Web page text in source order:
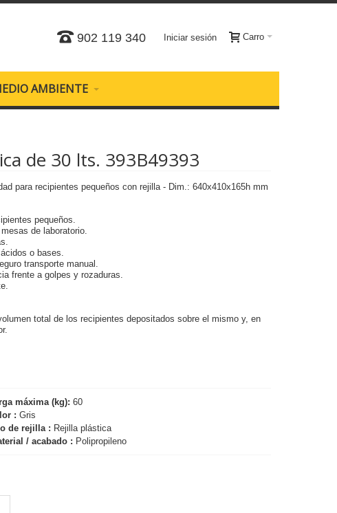
Carro
902 119 340 Iniciar sesión
AMBIENTE
de 30 lts. 393B49393
para recipientes pequeños con rejilla - Dim.: 640x410x165h mm
pequeños.
de laboratorio.
o bases.
transporte manual.
frente a golpes y rozaduras.
total de los recipientes depositados sobre el mismo y, en
máxima (kg): 60
: Gris
de rejilla : Rejilla plástica
/ acabado : Polipropileno